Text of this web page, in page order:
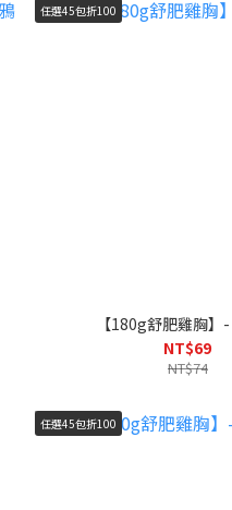
任選45包折100
NT$69
NT$74
任選45包折100